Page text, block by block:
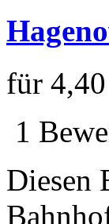
für
1
Diesen